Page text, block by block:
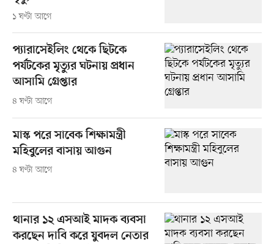
১ ঘণ্টা আগে
প্যারাসেইলিং থেকে ছিটকে
পর্যটকের মৃত্যুর ঘটনায় প্রধান
আসামি গ্রেপ্তার
৪ ঘণ্টা আগে
মাস্ক পরে সাবেক শিক্ষামন্ত্রী
মহিবুলের বাসায় আগুন
৪ ঘণ্টা আগে
থানার ১২ এসআই মাদক ব্যবসা
করছেন দাবি করে যুবদল নেতার